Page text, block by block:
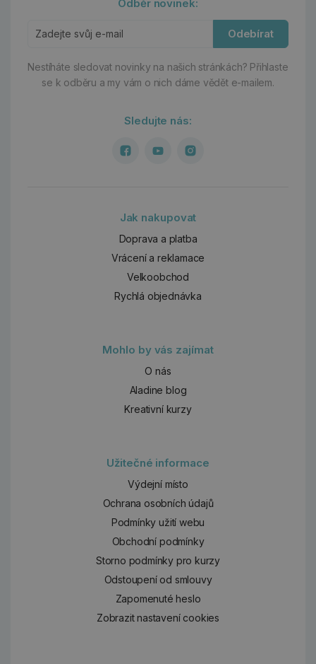
Odběr novinek:
Odebírat
Nestíháte sledovat novinky na našich stránkách? Přihlaste
se k odběru a my vám o nich dáme vědět e-mailem.
Sledujte nás:
Jak nakupovat
Doprava a platba
Vrácení a reklamace
Velkoobchod
Rychlá objednávka
Mohlo by vás zajímat
O nás
Aladine blog
Kreativní kurzy
Užitečné informace
Výdejní místo
Ochrana osobních údajů
Podmínky užití webu
Obchodní podmínky
Storno podmínky pro kurzy
Odstoupení od smlouvy
Zapomenuté heslo
Zobrazit nastavení cookies